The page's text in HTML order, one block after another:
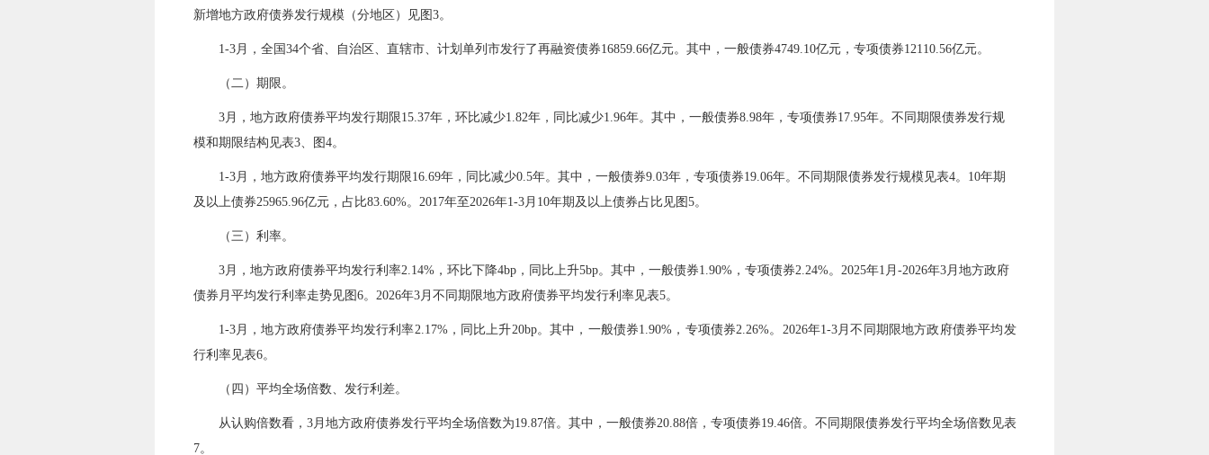
新增地方政府债券发行规模（分地区）见图3。
1-3月，全国 34个省、自治区、直辖市、计划单列市发行了再融资债券16859.66亿元。其中，一般债券4749.10亿元，专项债券12110.56亿元。
（二）期限。
3月，地方政府债券平均发行期限15.37年，环比减少1.82年，同比减少1.96年。其中，一般债券8.98年，专项债券17.95年。不同期限债券发行规
模和期限结构见表3、图4。
1-3月，地方政府债券平均发行期限16.69年，同比减少0.5年。其中，一般债券9.03年，专项债券19.06年。不同期限债券发行规模见表4。10年期
及以上债券25965.96亿元，占比83.60%。2017年至2026年1-3月 10年期及以上债券占比见图5。
（三）利率。
3月，地方政府债券平均发行利率2.14%，环比下降4bp，同比上升5bp。其中，一般债券1.90%，专项债券2.24%。2025年1月-2026年3月地方政府
债券月平均发行利率走势见图6。2026年3月不同期限地方政府债券平均发行利率见表5。
1-3月，地方政府债券平均发行利率2.17%，同比上升20bp。其中，一般债券1.90%，专项债券2.26%。2026年1-3月不同期限地方政府债券平均发
行利率见表6。
（四）平均全场倍数、发行利差。
从认购倍数看， 3月地方政府债券发行平均全场倍数为19.87倍。其中，一般债券20.88倍，专项债券19.46倍。不同期限债券发行平均全场倍数见表
7。